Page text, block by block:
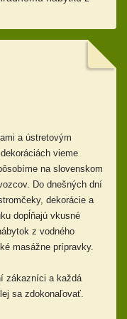
a ústretovým
vieme
na slovenskom
Do dnešných dní
dekorácie a
dopĺňajú vkusné
z vodného
masážne prípravky.
zákazníci a každá
sa zdokonaľovať.